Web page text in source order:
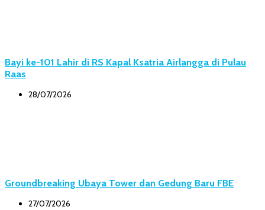
Bayi ke-101 Lahir di RS Kapal Ksatria Airlangga di Pulau
Raas
28/07/2026
Groundbreaking Ubaya Tower dan Gedung Baru FBE
27/07/2026